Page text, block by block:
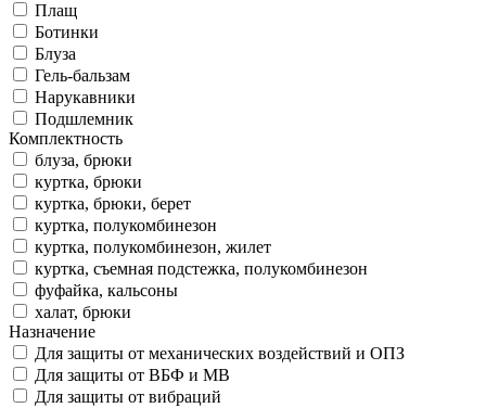
Плащ
Ботинки
Блуза
Гель-бальзам
Нарукавники
Подшлемник
Комплектность
блуза, брюки
куртка, брюки
куртка, брюки, берет
куртка, полукомбинезон
куртка, полукомбинезон, жилет
куртка, съемная подстежка, полукомбинезон
фуфайка, кальсоны
халат, брюки
Назначение
Для защиты от механических воздействий и ОПЗ
Для защиты от ВБФ и МВ
Для защиты от вибраций